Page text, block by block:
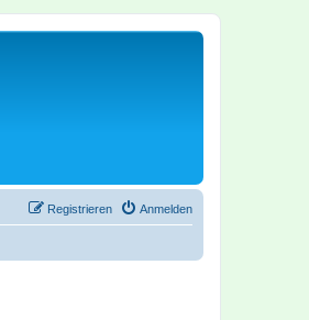
Anmelden
Registrieren